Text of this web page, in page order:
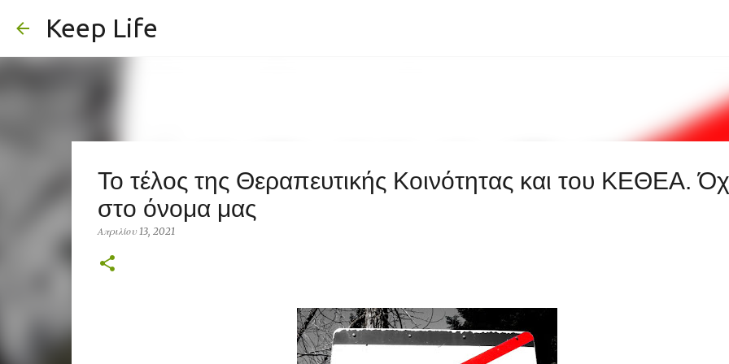
Keep Life
Το τέλος της Θεραπευτικής Κοινότητας και του ΚΕΘΕΑ.
στο όνομα μας
Απριλίου 13, 2021